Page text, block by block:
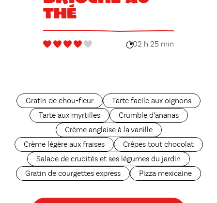
thé
02 h 25 min
Gratin de chou-fleur
Tarte facile aux oignons
Tarte aux myrtilles
Crumble d’ananas
Crème anglaise à la vanille
Crème légère aux fraises
Crêpes tout chocolat
Salade de crudités et ses légumes du jardin
Gratin de courgettes express
Pizza mexicaine